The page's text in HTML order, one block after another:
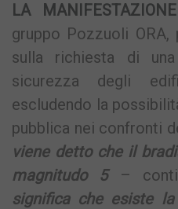
LA MANIFESTAZIONE
gruppo Pozzuoli
sulla richiesta di
sicurezza degli
escludendo la
pubblica nei confronti
viene detto che il
magnitudo 5–
significa che esiste